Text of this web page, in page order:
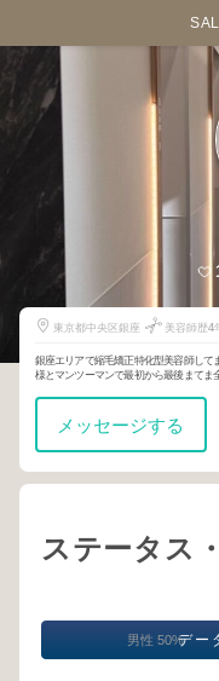
東京都中央区銀座 美容師歴4
銀座エリアで縮毛矯正特化型美容師し
様とマンツーマンで最初から最後まてま
メッセージする
ステータス
デー
男性 50%